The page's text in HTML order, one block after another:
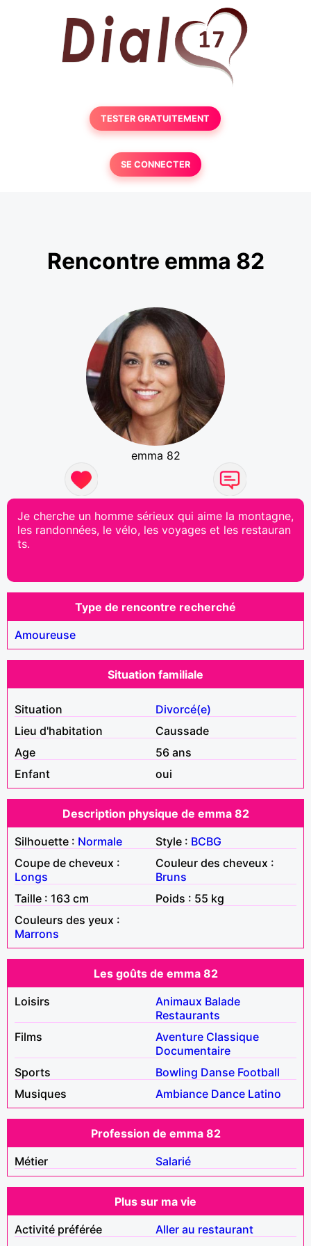
TESTER GRATUITEMENT
SE CONNECTER
Rencontre emma 82
emma 82
Je cherche un homme sérieux qui aime la montagne,
les randonnées, le vélo, les voyages et les restauran
ts.
Type de rencontre recherché
Amoureuse
Situation familiale
Situation
Divorcé(e)
Lieu d'habitation
Caussade
Age
56 ans
Enfant
oui
Description physique de emma 82
Silhouette : Normale Style : BCBG
Coupe de cheveux :
Longs
Couleur des cheveux :
Bruns
Taille : 163 cm
Poids : 55 kg
Couleurs des yeux :
Marrons
Les goûts de emma 82
Loisirs
Animaux Balade
Restaurants
Films
Aventure Classique
Documentaire
Sports
Bowling Danse Football
Musiques
Ambiance Dance Latino
Profession de emma 82
Métier
Salarié
Plus sur ma vie
Activité préférée
Aller au restaurant